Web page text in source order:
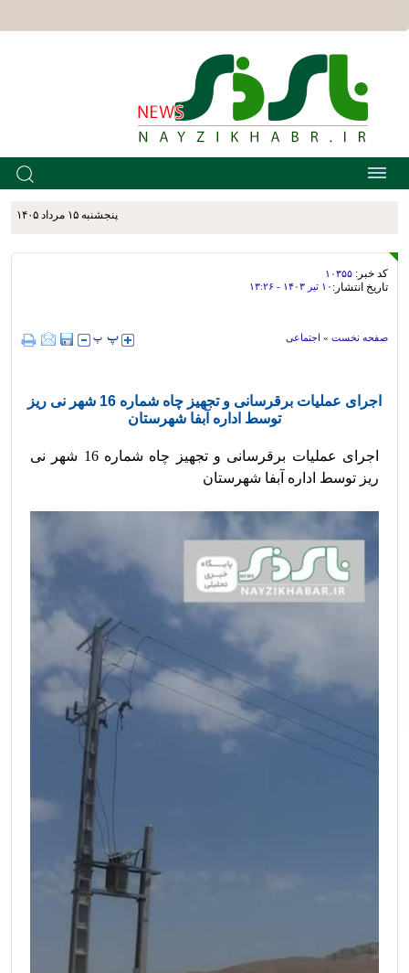
پنجشنبه ۱۵ مرداد ۱۴۰۵
کد خبر: ۱۰۳۵۵
تاریخ انتشار: ۱۰ تير ۱۴۰۳ - ۱۳:۲۶
صفحه نخست » اجتماعی
اجرای عملیات برقرسانی و تجهیز چاه شماره 16 شهر نی ریز
توسط اداره آبفا شهرستان
ریز توسط اداره آبفا شهرستان